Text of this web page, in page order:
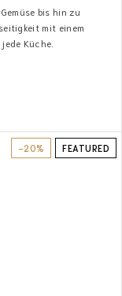
bis hin zu
mit einem
Küche.
FEATURED
-20%